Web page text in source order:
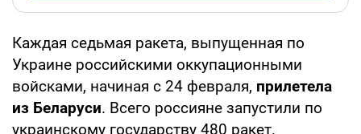
Каждая седьмая ракета, выпущенная по
Украине российскими оккупационными
войсками, начиная с 24 февраля, прилетела
из Беларуси. Всего россияне запустили по
украинскому государству 480 ракет.